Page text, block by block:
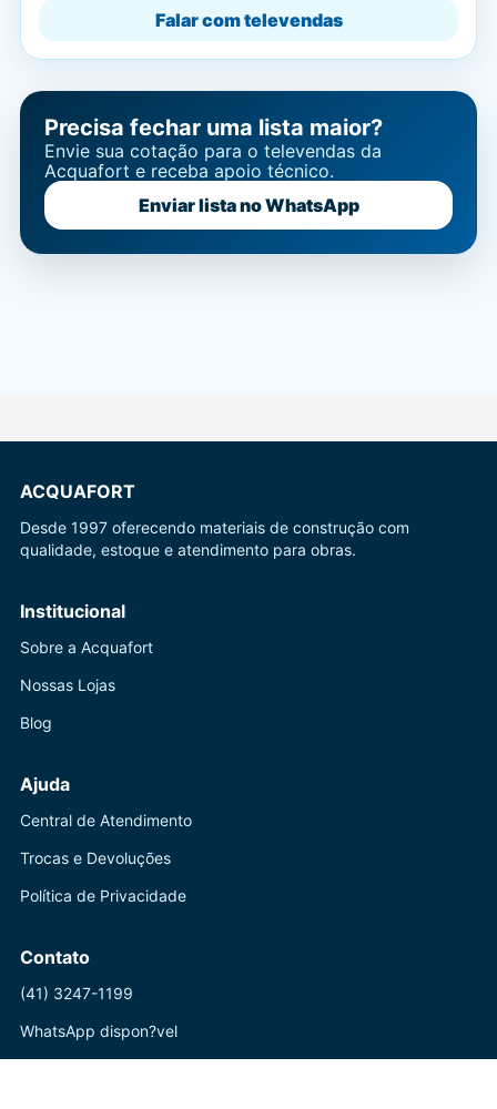
Falar com televendas
Precisa fechar uma lista maior?
Envie sua cotação para o televendas da
Acquafort e receba apoio técnico.
Enviar lista no WhatsApp
ACQUAFORT
Desde 1997 oferecendo materiais de construção com
qualidade, estoque e atendimento para obras.
Institucional
Sobre a Acquafort
Nossas Lojas
Blog
Ajuda
Central de Atendimento
Trocas e Devoluções
Política de Privacidade
Contato
(41) 3247-1199
WhatsApp dispon?vel